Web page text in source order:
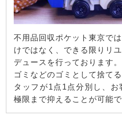
不用品回収ポケット東京で
けではなく、できる限りリ
デュースを行っております
ゴミなどのゴミとして捨て
タッフが1点1点分別し、お
極限まで抑えることが可能で